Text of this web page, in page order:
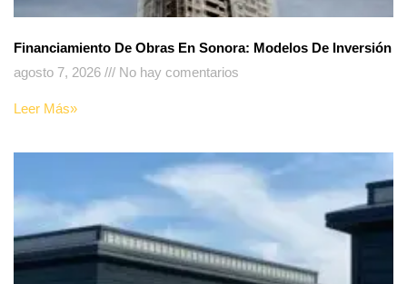
Financiamiento De Obras En Sonora: Modelos De Inversión
agosto 7, 2026
No hay comentarios
Leer Más»